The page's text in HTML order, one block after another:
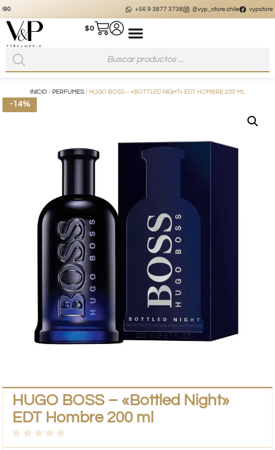
@vyp_store.chile vypstore.cl
$0
INICIO / PERFUMES / HUGO BOSS – «BOTTLED NIGHT» EDT HOMBRE 200 ML
-14%
HUGO BOSS – «Bottled Night»
EDT Hombre 200 ml